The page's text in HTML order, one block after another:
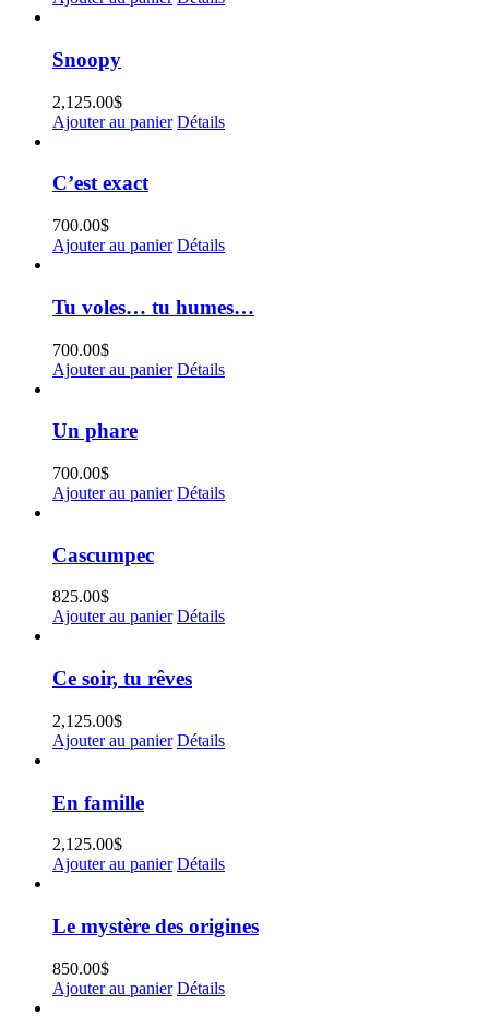
Snoopy
2,125.00$
Ajouter au panier Détails
C’est exact
700.00$
Ajouter au panier Détails
Tu voles… tu humes…
700.00$
Ajouter au panier Détails
Un phare
700.00$
Ajouter au panier Détails
Cascumpec
825.00$
Ajouter au panier Détails
Ce soir, tu rêves
2,125.00$
Ajouter au panier Détails
En famille
2,125.00$
Ajouter au panier Détails
Le mystère des origines
850.00$
Ajouter au panier Détails